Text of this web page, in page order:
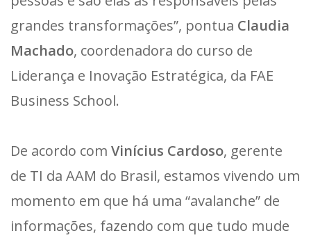
grandes transformações”, pontua Claudia
Machado, coordenadora do curso de
Liderança e Inovação Estratégica, da FAE
Business School.
De acordo com Vinícius Cardoso, gerente
de TI da AAM do Brasil, estamos vivendo um
momento em que há uma “avalanche” de
informações, fazendo com que tudo mude